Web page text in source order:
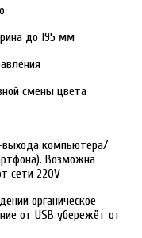
до 195 мм
смены цвета
выхода компьютера/
Возможна
сети 220V
органическое
от USB убережёт от